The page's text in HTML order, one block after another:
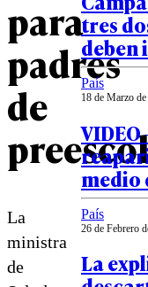
para
padres
de
La
ministra
de
tres
deben
País
18 de Marzo
medio
País
26 de Febrero
La